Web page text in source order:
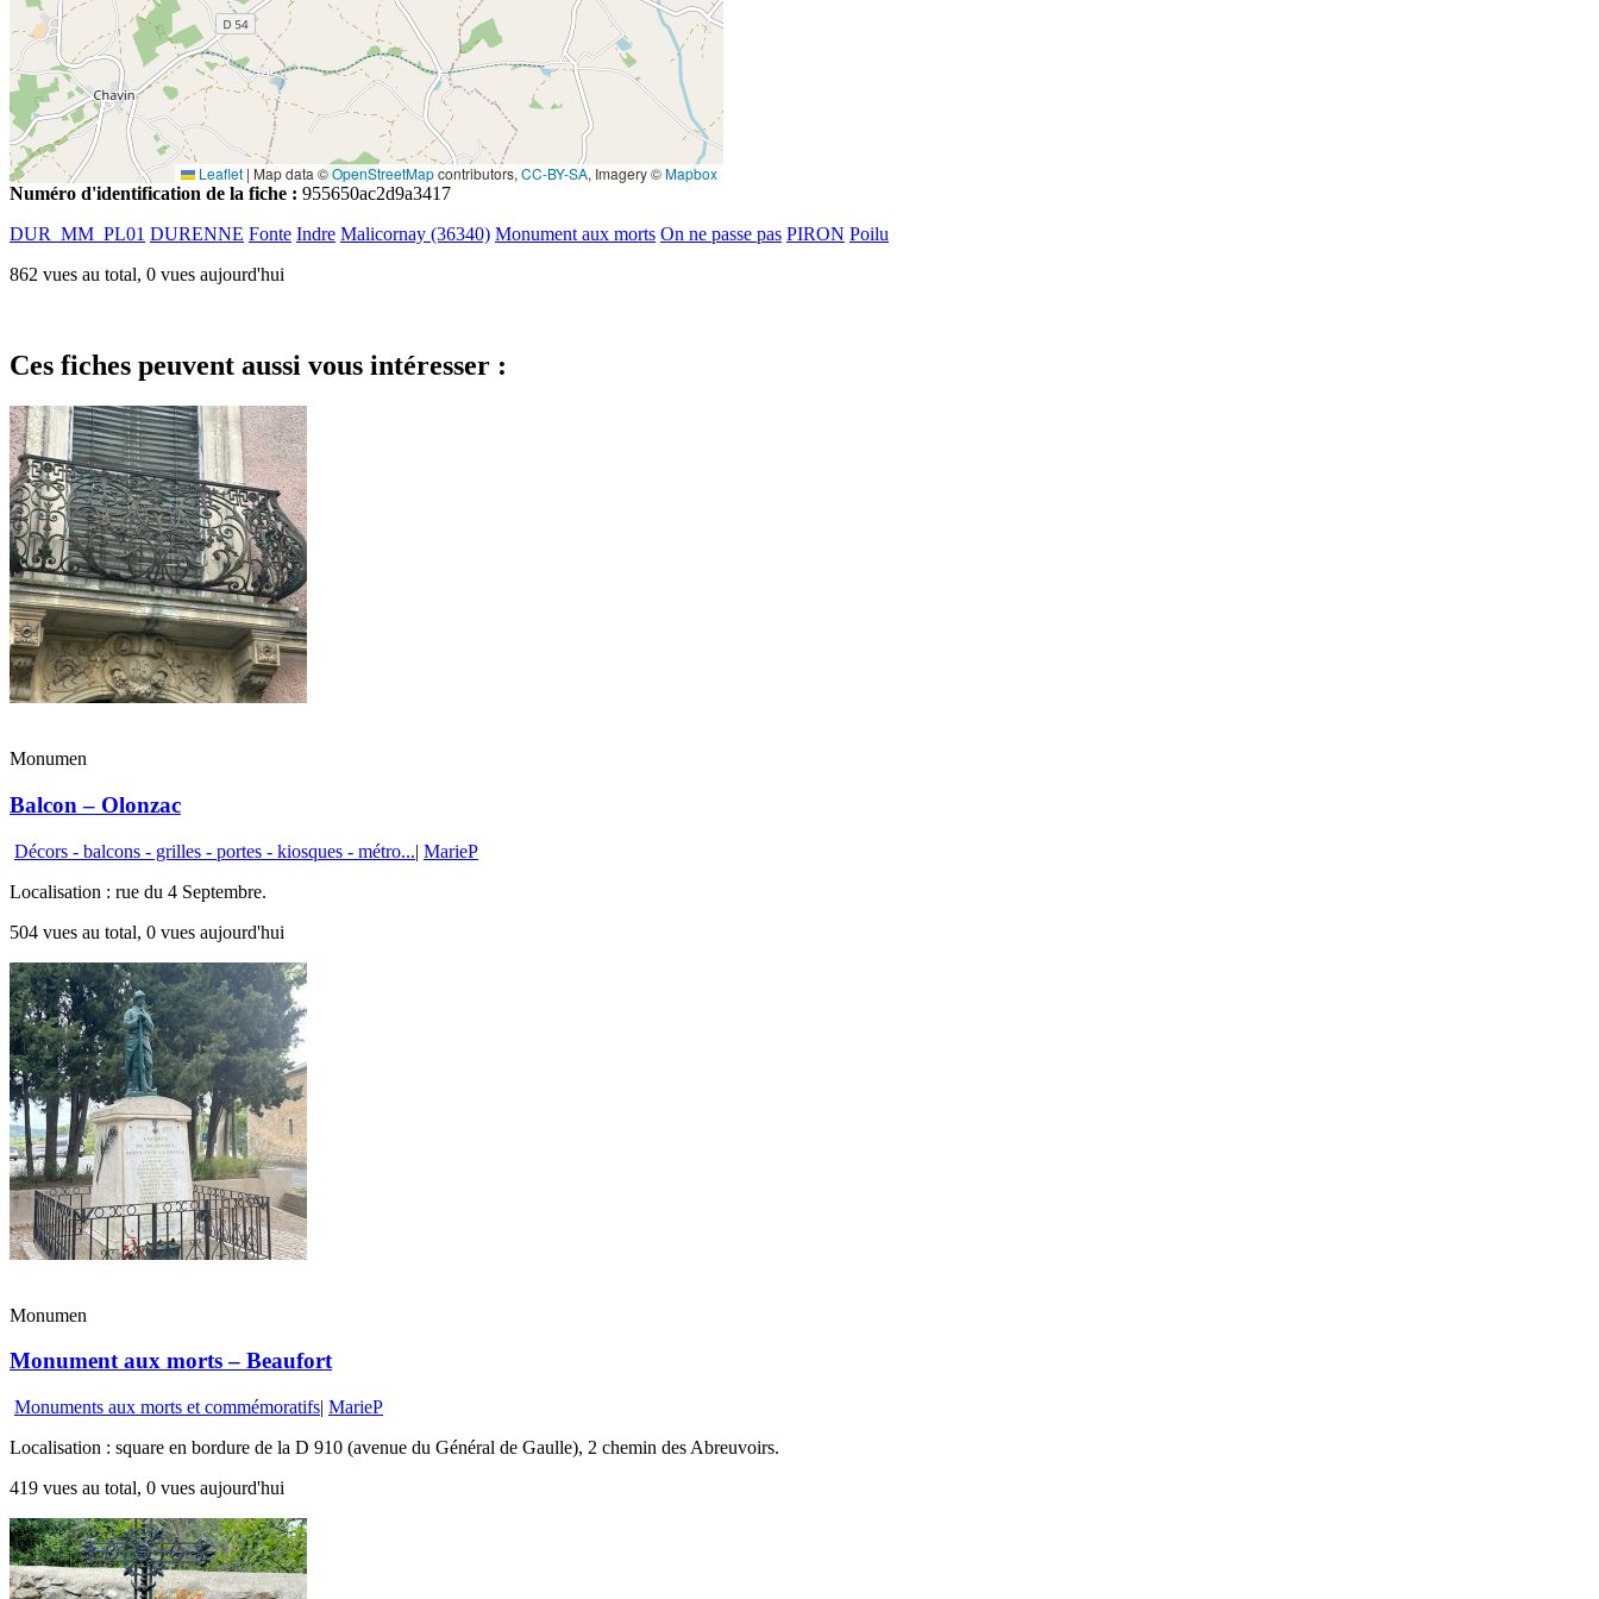
Leaflet | Map data ©OpenStreetMapcontributors, CC-BY-SA, Imagery ©Mapbox
Numéro d'identification de la fiche : 955650ac2d9a3417
DUR_MM_PL01 DURENNE Fonte Indre Malicornay (36340) Monument aux morts On ne passe pas PIRON Poilu
862 vues au total, 0 vues aujourd'hui
Ces fiches peuvent aussi vous intéresser :
Monumen
Balcon – Olonzac
Décors - balcons - grilles - portes - kiosques - métro...| MarieP
Localisation : rue du 4 Septembre.
504 vues au total, 0 vues aujourd'hui
Monumen
Monument aux morts – Beaufort
Monuments aux morts et commémoratifs| MarieP
Localisation : square en bordure de la D 910 (avenue du Général de Gaulle), 2 chemin des Abreuvoirs.
419 vues au total, 0 vues aujourd'hui